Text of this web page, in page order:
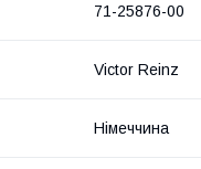
71-25876-00
Victor Reinz
Німеччина